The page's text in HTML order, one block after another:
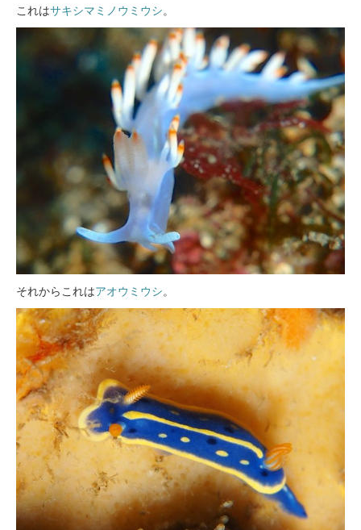
これはサキシマミノウミウシ。
それからこれはアオウミウシ。